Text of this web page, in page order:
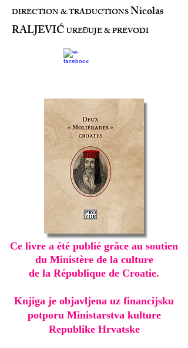
DIRECTION & TRADUCTIONSNicolas
RALJEVIĆUREĐUJE & PREVODI
Ce livre a été publié grâce au soutien
du Ministère de la culture
de la République de Croatie.
Knjiga je objavljena uz financijsku
potporu Ministarstva kulture
Republike Hrvatske